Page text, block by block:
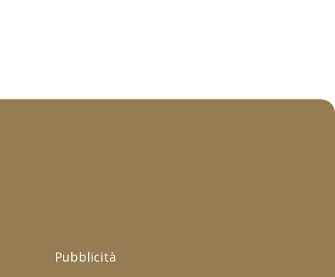
Pubblicità